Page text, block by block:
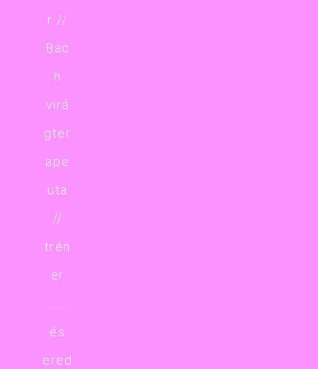
r //
Bac
h
virá
gter
ape
uta
//
trén
er
és
ered